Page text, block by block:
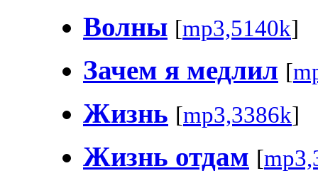
Волны [mp3,5140k]
Зачем я медлил [
Жизнь [mp3,3386k]
Жизнь отдам [